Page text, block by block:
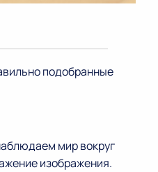
подобранные
мир вокруг
изображения.